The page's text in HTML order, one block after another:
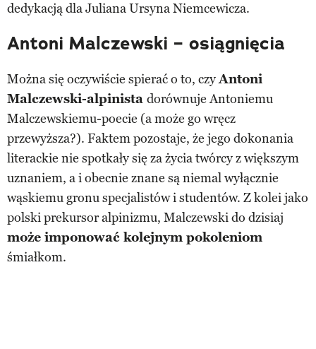
dedykacją dla Juliana Ursyna Niemcewicza.
Antoni Malczewski – osiągnięcia
Można się oczywiście spierać o to, czyAntoni
Malczewski-alpinista dorównuje Antoniemu
Malczewskiemu-poecie (a może go wręcz
przewyższa?). Faktem pozostaje, że jego dokonania
literackie nie spotkały się za życia twórcy z większym
uznaniem, a i obecnie znane są niemal wyłącznie
wąskiemu gronu specjalistów i studentów. Z kolei jako
polski prekursor alpinizmu, Malczewski do dzisiaj
może imponować kolejnym pokoleniom
śmiałkom.